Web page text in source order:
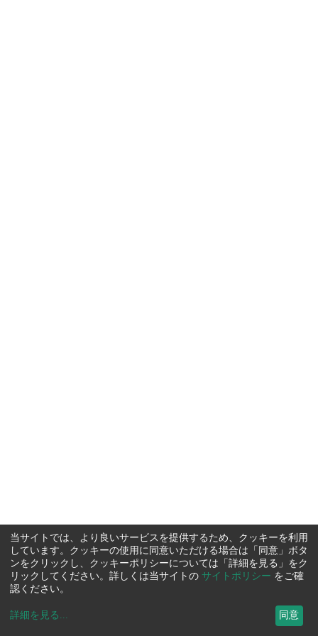
当サイトでは、より良いサービスを提供するため、クッキーを利用
しています。クッキーの使用に同意いただける場合は「同意」ボタ
ンをクリックし、クッキーポリシーについては「詳細を見る」をク
リックしてください。詳しくは当サイトの サイトポリシー をご確
認ください。
詳細を見る ... 同意